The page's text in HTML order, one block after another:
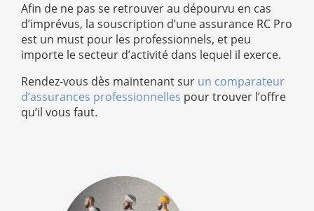
Afin de ne pas se retrouver au dépourvu en cas
d’imprévus, la souscription d’une assurance RC Pro
est un must pour les professionnels, et peu
importe le secteur d’activité dans lequel il exerce.
Rendez-vous dès maintenant sur un comparateur
d’assurances professionnelles pour trouver l’offre
qu’il vous faut.